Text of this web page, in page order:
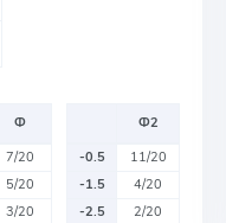
Ф
7/20
5/20
3/20
Ф2
-0.5
11/20
-1.5
4/20
-2.5
2/20